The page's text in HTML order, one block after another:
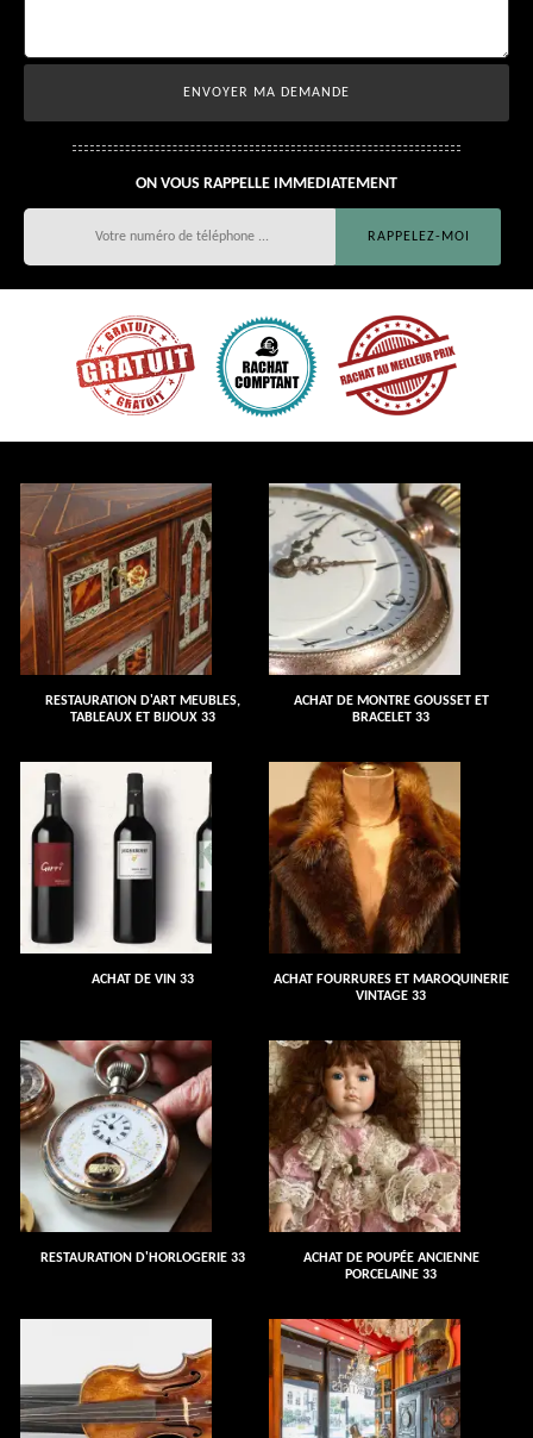
ON VOUS RAPPELLE IMMEDIATEMENT
RESTAURATION D'ART MEUBLES,
TABLEAUX ET BIJOUX 33
ACHAT DE MONTRE GOUSSET ET
BRACELET 33
ACHAT DE VIN 33
ACHAT FOURRURES ET MAROQUINERIE
VINTAGE 33
RESTAURATION D'HORLOGERIE 33
ACHAT DE POUPÉE ANCIENNE
PORCELAINE 33